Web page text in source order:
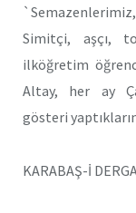
Simitçi, aşçı,
ilköğretim
Altay, her ay
gösteri
KARABAŞ-İ